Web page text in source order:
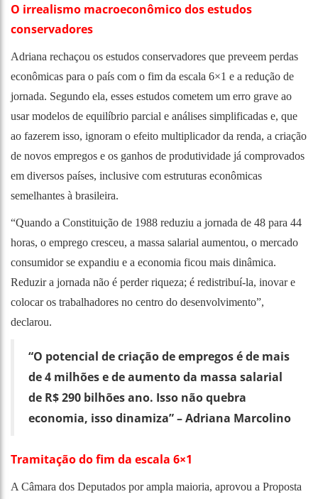
O irrealismo macroeconômico dos estudos
conservadores
Adriana rechaçou os estudos conservadores que preveem perdas
econômicas para o país com o fim da escala 6×1 e a redução de
jornada. Segundo ela, esses estudos cometem um erro grave ao
usar modelos de equilíbrio parcial e análises simplificadas e, que
ao fazerem isso, ignoram o efeito multiplicador da renda, a criação
de novos empregos e os ganhos de produtividade já comprovados
em diversos países, inclusive com estruturas econômicas
semelhantes à brasileira.
“Quando a Constituição de 1988 reduziu a jornada de 48 para 44
horas, o emprego cresceu, a massa salarial aumentou, o mercado
consumidor se expandiu e a economia ficou mais dinâmica.
Reduzir a jornada não é perder riqueza; é redistribuí-la, inovar e
colocar os trabalhadores no centro do desenvolvimento”,
declarou.
“O potencial de criação de empregos é de mais
de 4 milhões e de aumento da massa salarial
de R$ 290 bilhões ano. Isso não quebra
economia, isso dinamiza” – Adriana Marcolino
Tramitação do fim da escala 6×1
A Câmara dos Deputados por ampla maioria, aprovou a Proposta